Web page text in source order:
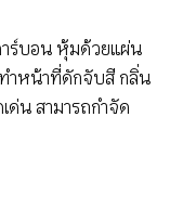
าร์บอน หุ้มด้วยแผ่น
ทำหน้าที่ดักจับสี กลิ่น
ด่น สามารถกำจัด